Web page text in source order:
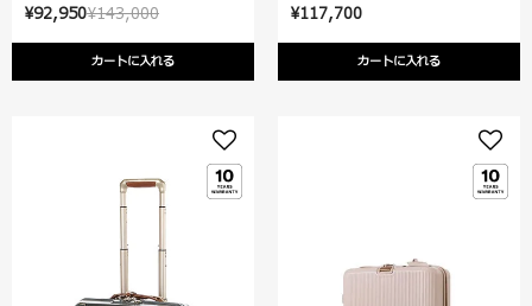
¥143,000
¥92,950
カートに入れる
¥117,700
カートに入れる